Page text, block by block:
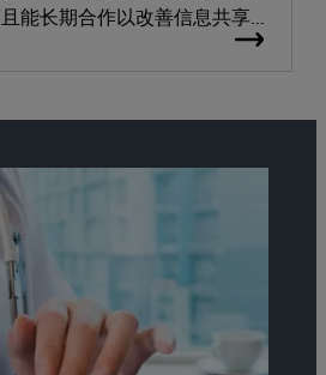
能长期合作以改善信息共享
合作伙伴。 了解为什么MVP使